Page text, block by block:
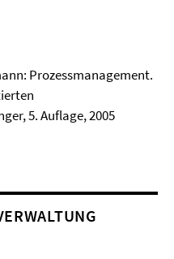
Prozessmanagement.
5. Auflage, 2005